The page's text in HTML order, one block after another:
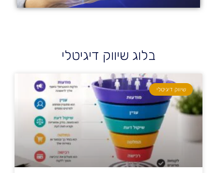
בלוג שיווק דיגיטלי
שיווק דיגיטלי